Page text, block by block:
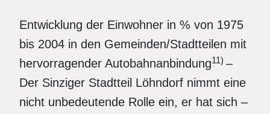
Entwicklung der Einwohner in % von 1975
bis 2004 in den Gemeinden/Stadtteilen mit
hervorragender Autobahnanbindung11) –
Der Sinziger Stadtteil Löhndorf nimmt eine
nicht unbedeutende Rolle ein, er hat sich –